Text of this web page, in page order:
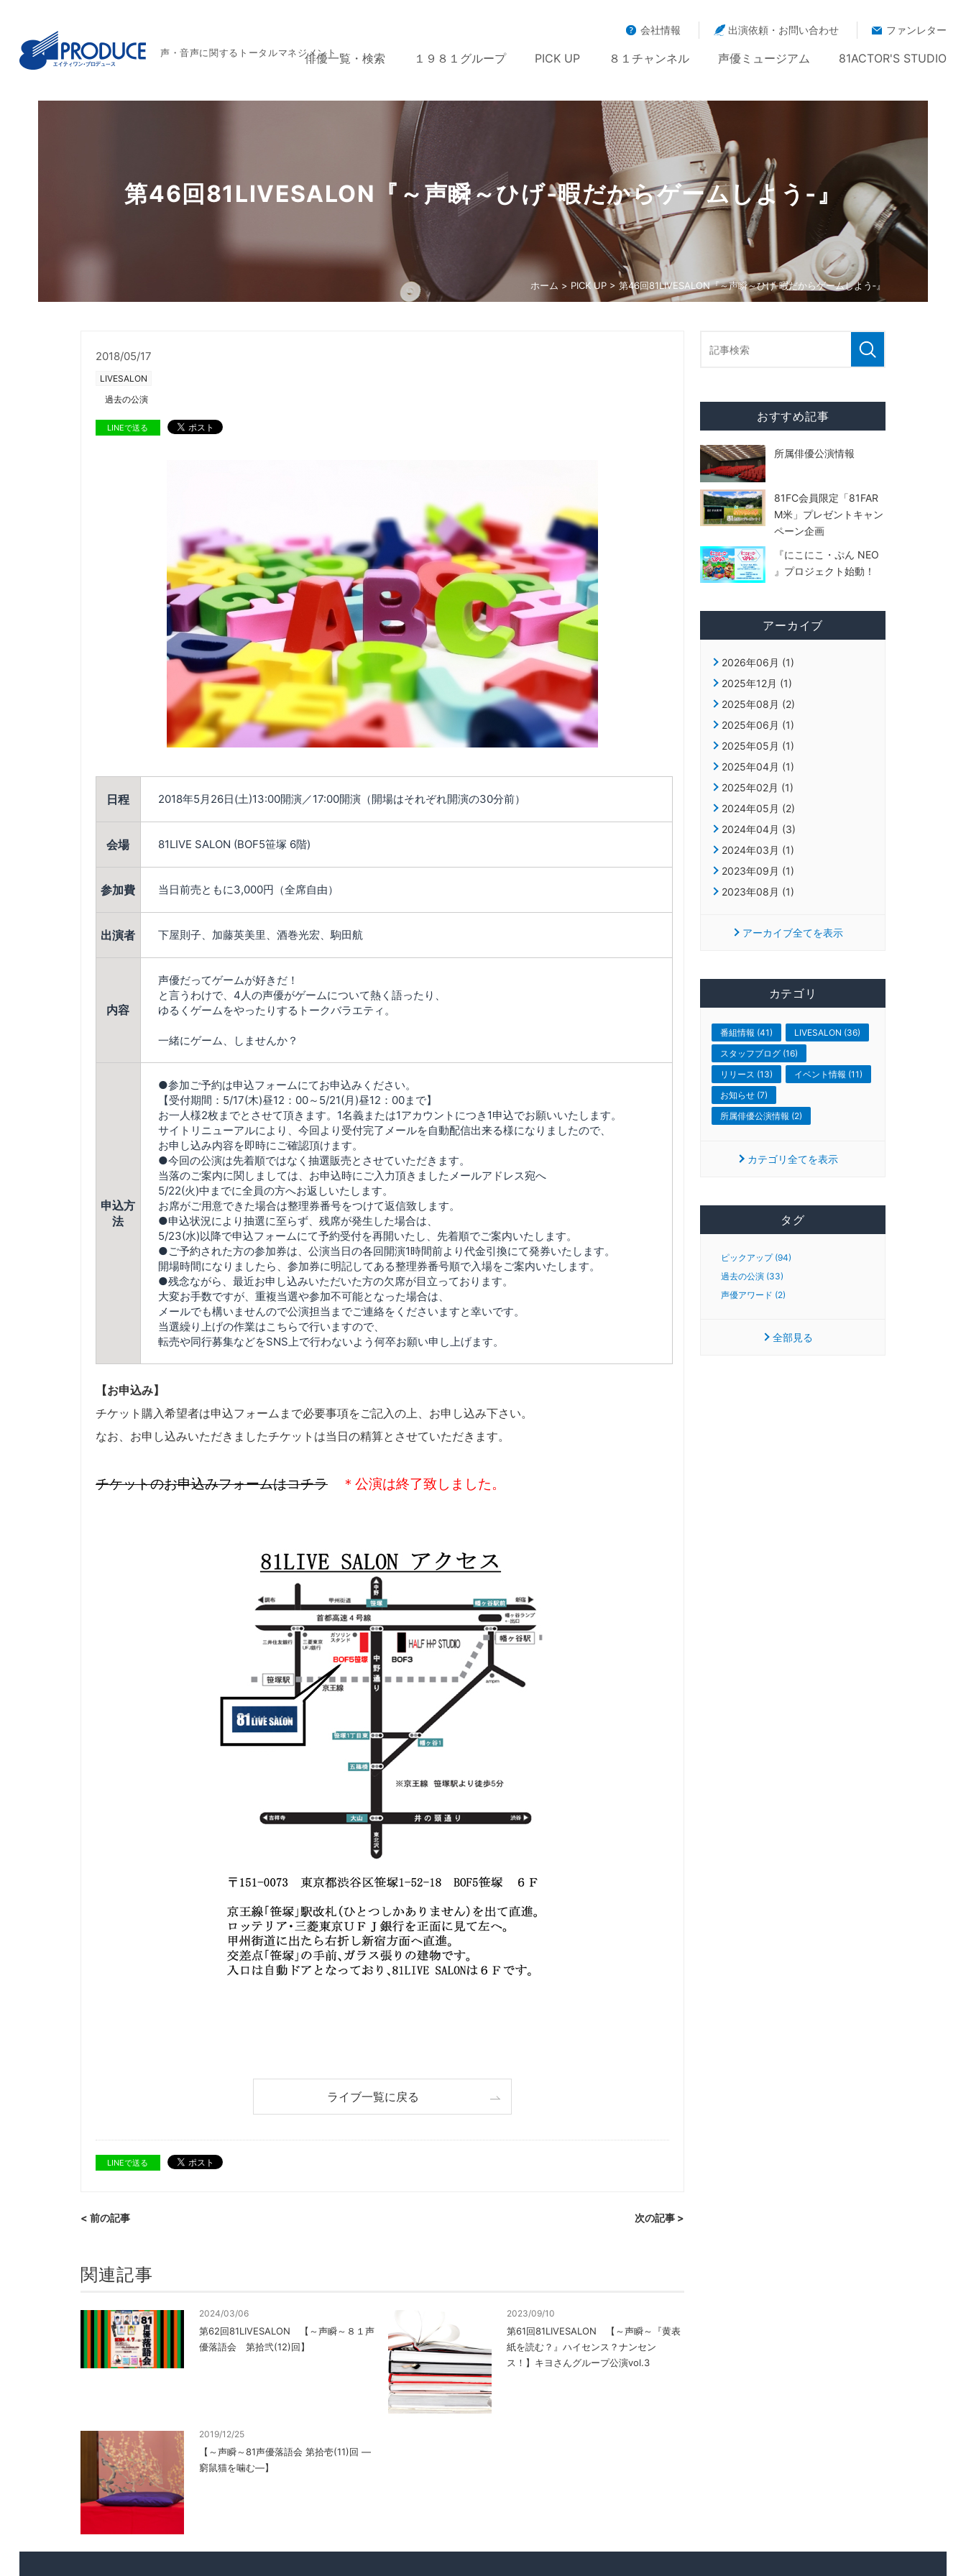
声・音声に関するトータルマネジメント
会社情報 出演依頼・お問い合わせ ファンレター
俳優一覧・検索 １９８１グループ PICK UP ８１チャンネル 声優ミュージアム 81ACTOR'S STUDIO
第46回81LIVESALON『～声瞬～ひげ‐暇だからゲームしよう‐』
ホーム > PICK UP> 第46回81LIVESALON『～声瞬～ひげ‐暇だからゲームしよう‐』
2018/05/17
LIVESALON
過去の公演
LINEで送る
日程 2018年5月26日(土)13:00開演／17:00開演（開場はそれぞれ開演の30分前）
会場 81LIVE SALON (BOF5笹塚 6階)
参加費 当日前売ともに3,000円（全席自由）
出演者 下屋則子、加藤英美里、酒巻光宏、駒田航
内容
声優だってゲームが好きだ！
と言うわけで、4人の声優がゲームについて熱く語ったり、
ゆるくゲームをやったりするトークバラエティ。
一緒にゲーム、しませんか？
申込方
法
●参加ご予約は申込フォームにてお申込みください。
【受付期間：5/17(木)昼12：00～5/21(月)昼12：00まで】
お一人様2枚までとさせて頂きます。1名義または1アカウントにつき1申込でお願いいたします。
サイトリニューアルにより、今回より受付完了メールを自動配信出来る様になりましたので、
お申し込み内容を即時にご確認頂けます。
●今回の公演は先着順ではなく抽選販売とさせていただきます。
当落のご案内に関しましては、お申込時にご入力頂きましたメールアドレス宛へ
5/22(火)中までに全員の方へお返しいたします。
お席がご用意できた場合は整理券番号をつけて返信致します。
●申込状況により抽選に至らず、残席が発生した場合は、
5/23(水)以降で申込フォームにて予約受付を再開いたし、先着順でご案内いたします。
●ご予約された方の参加券は、公演当日の各回開演1時間前より代金引換にて発券いたします。
開場時間になりましたら、参加券に明記してある整理券番号順で入場をご案内いたします。
●残念ながら、最近お申し込みいただいた方の欠席が目立っております。
大変お手数ですが、重複当選や参加不可能となった場合は、
メールでも構いませんので公演担当までご連絡をくださいますと幸いです。
当選繰り上げの作業はこちらで行いますので、
転売や同行募集などをSNS上で行わないよう何卒お願い申し上げます。
【お申込み】
チケット購入希望者は申込フォームまで必要事項をご記入の上、お申し込み下さい。
なお、お申し込みいただきましたチケットは当日の精算とさせていただきます。
チケットのお申込みフォームはコチラ＊公演は終了致しました。
ライブ一覧に戻る
LINEで送る
< 前の記事 次の記事 >
関連記事
2024/03/06
第62回81LIVESALON 【～声瞬～８１声
優落語会 第拾弐(12)回】
2023/09/10
第61回81LIVESALON 【～声瞬～『黄表
紙を読む？』ハイセンス？ナンセン
ス！】キヨさんグループ公演vol.3
2019/12/25
【～声瞬～81声優落語会 第拾壱(11)回 ―
窮鼠猫を噛む―】
おすすめ記事
所属俳優公演情報
81FC会員限定「81FAR
M米」プレゼントキャン
ペーン企画
『にこにこ・ぷん NEO
』プロジェクト始動！
アーカイブ
2026年06月 (1)
2025年12月 (1)
2025年08月 (2)
2025年06月 (1)
2025年05月 (1)
2025年04月 (1)
2025年02月 (1)
2024年05月 (2)
2024年04月 (3)
2024年03月 (1)
2023年09月 (1)
2023年08月 (1)
アーカイブ全てを表示
カテゴリ
番組情報 (41)
LIVESALON (36)
スタッフブログ (16)
リリース (13)
イベント情報 (11)
お知らせ (7)
所属俳優公演情報 (2)
カテゴリ全てを表示
タグ
ピックアップ (94)
過去の公演 (33)
声優アワード (2)
全部見る